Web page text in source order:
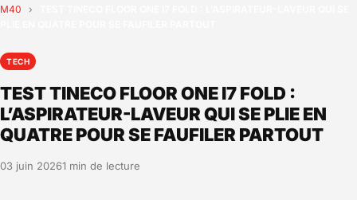
M40 ›
TECH
TEST TINECO FLOOR ONE I7 FOLD :
L’ASPIRATEUR-LAVEUR QUI SE PLIE EN
QUATRE POUR SE FAUFILER PARTOUT
03 juin 20261 min de lecture